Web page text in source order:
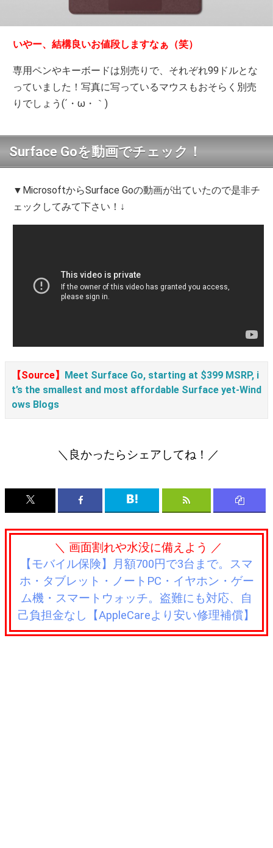
いやー、結構良いお値段しますなぁ（笑）
専用ペンやキーボードは別売りで、それぞれ99ドルとな
っていました！写真に写っているマウスもおそらく別売
りでしょう(´・ω・｀)
Surface Goを動画でチェック！
▼MicrosoftからSurface Goの動画が出ていたので是非チ
ェックしてみて下さい！↓
【Source】
Meet Surface Go, starting at $399 MSRP, i
t’s the smallest and most affordable Surface yet-Wind
ows Blogs
＼良かったらシェアしてね！／
＼ 画面割れや水没に備えよう ／
【モバイル保険】月額700円で3台まで。スマ
ホ・タブレット・ノートPC・イヤホン・ゲー
ム機・スマートウォッチ。盗難にも対応、自
己負担金なし【AppleCareより安い修理補償】